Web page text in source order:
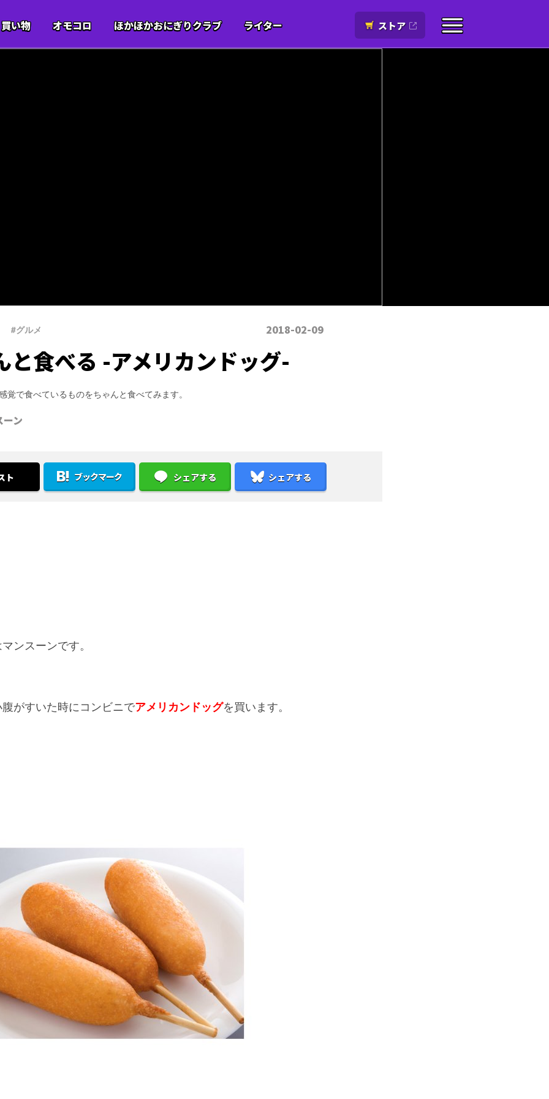
買い物 オモコロ ほかほかおにぎりクラブ ライター ストア
#グルメ 2018-02-09
と食べる -アメリカンドッグ-
覚で食べているものをちゃんと食べてみます。
ーン
ト ブックマーク シェアする シェアする
ンスーンです。
がすいた時にコンビニでアメリカンドッグを買います。